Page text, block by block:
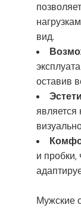
вид.
оставив
является
и пробки,
Мужские